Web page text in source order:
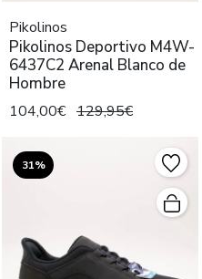
Pikolinos
Pikolinos Deportivo M4W-
6437C2 Arenal Blanco de
Hombre
104,00€ 129,95€
31%